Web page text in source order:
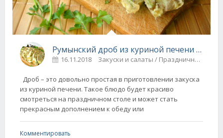
Румынский дроб из куриной печени - просто, сытно и вкусно
16.11.2018 Закуски и салаты / Праздничные блюда
Дроб – это довольно простая в приготовлении закуска
из куриной печени. Такое блюдо будет красиво
смотреться на праздничном столе и может стать
прекрасным дополнением к обеду или
Комментировать